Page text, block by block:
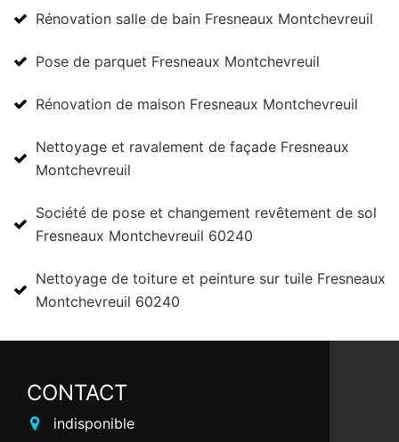
Rénovation salle de bain Fresneaux Montchevreuil
Pose de parquet Fresneaux Montchevreuil
Rénovation de maison Fresneaux Montchevreuil
Nettoyage et ravalement de façade Fresneaux
Montchevreuil
Société de pose et changement revêtement de sol
Fresneaux Montchevreuil 60240
Nettoyage de toiture et peinture sur tuile Fresneaux
Montchevreuil 60240
CONTACT
indisponible